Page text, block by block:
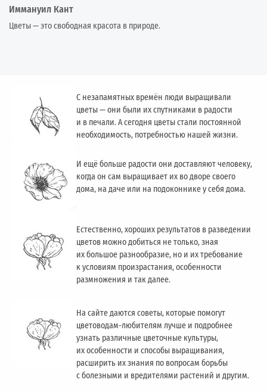
Иммануил Кант
Цветы — это свободная красота в природе.
С незапамятных времён люди выращивали
цветы — они были их спутниками в радости
и в печали. А сегодня цветы стали постоянной
необходимость, потребностью нашей жизни.
И ещё больше радости они доставляют человеку,
когда он сам выращивает их во дворе своего
дома, на даче или на подоконнике у себя дома.
Естественно, хороших результатов в разведении
цветов можно добиться не только, зная
их большое разнообразие, но и их требование
к условиям произрастания, особенности
размножения и так далее.
На сайте даются советы, которые помогут
цветоводам-любителям лучше и подробнее
узнать различные цветочные культуры,
их особенности и способы выращивания,
расширить их знания по вопросам борьбы
с болезными и вредителями растений и другим.